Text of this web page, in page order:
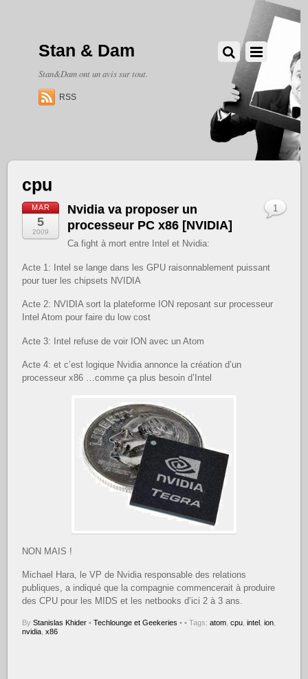
Stan & Dam
Stan&Dam ont un avis sur tout.
RSS
cpu
MAR
5
2009
Nvidia va proposer un
processeur PC x86 [NVIDIA]
Ca fight à mort entre Intel et Nvidia:
Acte 1: Intel se lange dans les GPU raisonnablement puissant
pour tuer les chipsets NVIDIA
Acte 2: NVIDIA sort la plateforme ION reposant sur processeur
Intel Atom pour faire du low cost
Acte 3: Intel refuse de voir ION avec un Atom
Acte 4: et c’est logique Nvidia annonce la création d’un
processeur x86 …comme ça plus besoin d’Intel
NON MAIS !
Michael Hara, le VP de Nvidia responsable des relations
publiques, a indiqué que la compagnie commencerait à produire
des CPU pour les MIDS et les netbooks d’ici 2 à 3 ans.
ByStanislas Khider • Techlounge et Geekeries •
1
• Tags:atom ,cpu ,intel ,ion
nvidia ,x86